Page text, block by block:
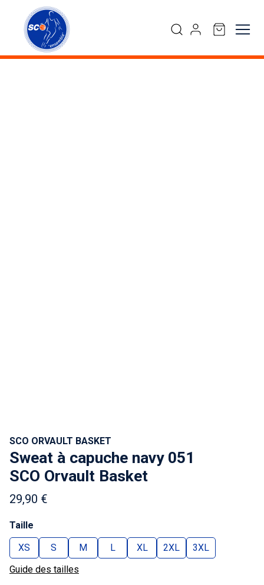
SCO ORVAULT BASKET
Sweat à capuche navy 051
SCO Orvault Basket
29,90 €
Taille
XS
S M L XL 2XL
3XL
Guide des tailles